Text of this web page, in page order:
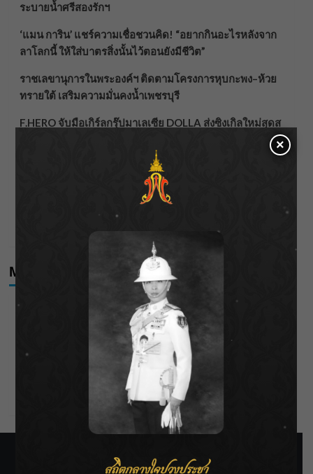
ระบายน้ำศรีสองรักฯ
‘แมน การิน’ แชร์ความเชื่อชวนคิด! “อยากกินอะไรหลังจาก
ลาโลกนี้ ให้ใส่บาตรสิ่งนั้นไว้ตอนยังมีชีวิต”
ราชเลขานุการในพระองค์ฯ ติดตามโครงการหุบกะพง–ห้วย
ทรายใต้ เสริมความมั่นคงน้ำเพชรบุรี
F.HERO จับมือเกิร์ลกรุ๊ปมาเลเซีย DOLLA ส่งซิงเกิลใหม่สุดส
กรมชลฯ เกาะติดฝนทั่วประเทศ เตรียมเครื่องจักรรับมือน้ำ
Meta
×